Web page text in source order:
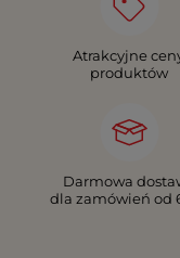
Atrakcyjne
produktów
Darmowa
dla zamówień od